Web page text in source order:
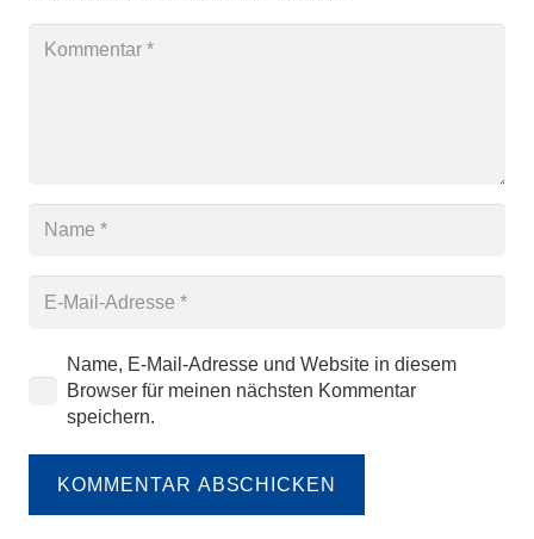
Name, E-Mail-Adresse und Website in diesem
Browser für meinen nächsten Kommentar
speichern.
KOMMENTAR ABSCHICKEN